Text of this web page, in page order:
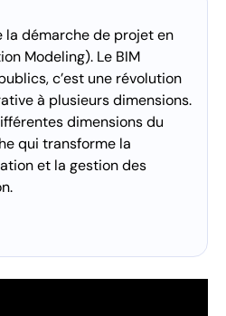
démarche de projet en
Modeling). Le BIM
c’est une révolution
à plusieurs dimensions.
dimensions du
qui transforme la
et la gestion des